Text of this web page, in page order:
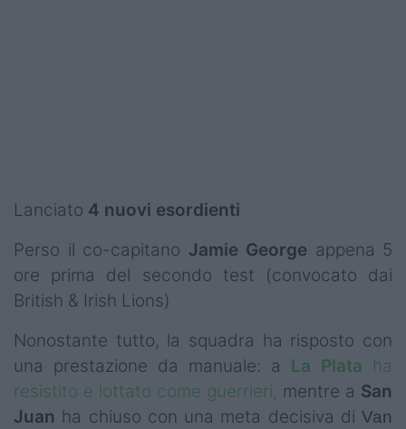
Lanciato 4 nuovi esordienti
Perso il co-capitano Jamie George appena 5
ore prima del secondo test (convocato dai
British & Irish Lions)
Nonostante tutto, la squadra ha risposto con
una prestazione da manuale: a La Plata ha
resistito e lottato come guerrieri, mentre a San
Juan ha chiuso con una meta decisiva di Van